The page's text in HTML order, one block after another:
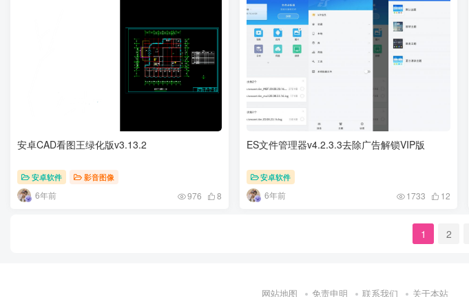
安卓CAD看图王绿化版v3.13.2
安卓软件 影音图像
6年前 976 8
ES文件管理器v4.2.3.3去除广告解锁VIP版
安卓软件
6年前 1733 12
1 2
网站地图 免责申明 联系我们 关于本站